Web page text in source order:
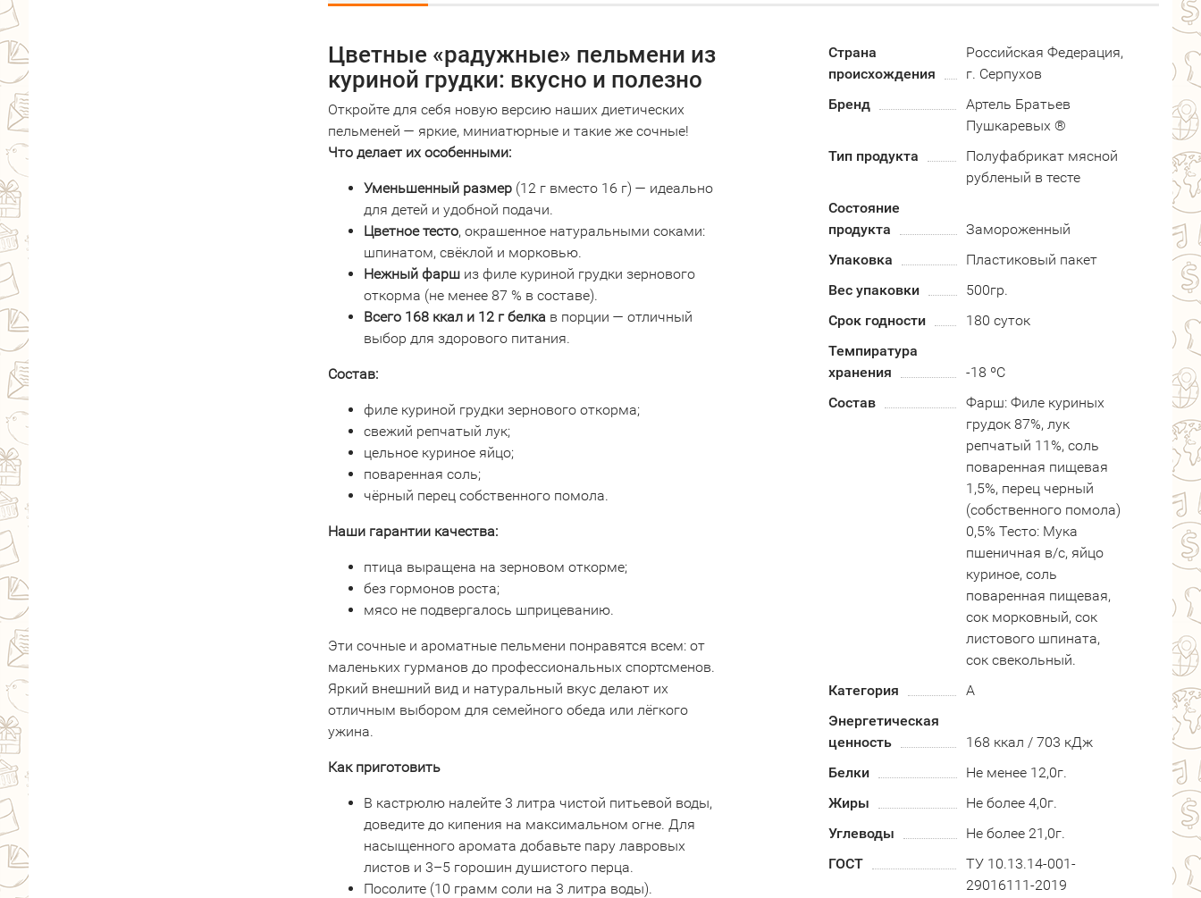
Цветные «радужные» пельмени из
куриной грудки: вкусно и полезно
Откройте для себя новую версию наших диетических
пельменей — яркие, миниатюрные и такие же сочные!
Что делает их особенными:
Уменьшенный размер (12 г вместо 16 г) — идеально
для детей и удобной подачи.
Цветное тесто, окрашенное натуральными соками:
шпинатом, свёклой и морковью.
Нежный фарш из филе куриной грудки зернового
откорма (не менее 87 % в составе).
Всего 168 ккал и 12 г белка в порции — отличный
выбор для здорового питания.
Состав:
филе куриной грудки зернового откорма;
свежий репчатый лук;
цельное куриное яйцо;
поваренная соль;
чёрный перец собственного помола.
Наши гарантии качества:
птица выращена на зерновом откорме;
без гормонов роста;
мясо не подвергалось шприцеванию.
Эти сочные и ароматные пельмени понравятся всем: от
маленьких гурманов до профессиональных спортсменов.
Яркий внешний вид и натуральный вкус делают их
отличным выбором для семейного обеда или лёгкого
ужина.
Как приготовить
В кастрюлю налейте 3 литра чистой питьевой воды,
доведите до кипения на максимальном огне. Для
насыщенного аромата добавьте пару лавровых
листов и 3–5 горошин душистого перца.
Посолите (10 грамм соли на 3 литра воды).
Страна
происхождения
Российская Федерация,
г. Серпухов
Бренд
Артель Братьев
Пушкаревых ®
Тип продукта
Полуфабрикат мясной
рубленый в тесте
Состояние
продукта
Замороженный
Упаковка
Пластиковый пакет
Вес упаковки
500гр.
Срок годности
180 суток
Темпиратура
хранения
-18 ºC
Состав
Фарш: Филе куриных
грудок 87%, лук
репчатый 11%, соль
поваренная пищевая
1,5%, перец черный
(собственного помола)
0,5% Тесто: Мука
пшеничная в/с, яйцо
куриное, соль
поваренная пищевая,
сок морковный, сок
листового шпината,
сок свекольный.
Категория
А
Энергетическая
ценность
168 ккал / 703 кДж
Белки
Не менее 12,0г.
Жиры
Не более 4,0г.
Углеводы
Не более 21,0г.
ГОСТ
ТУ 10.13.14-001-
29016111-2019